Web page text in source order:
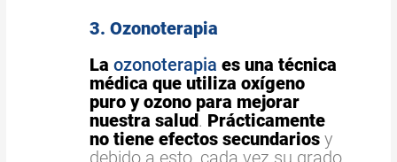
3. Ozonoterapia
Laozonoterapiaes una técnica
médica que utiliza oxígeno
puro y ozono para mejorar
nuestra salud. Prácticamente
no tiene efectos secundarios y